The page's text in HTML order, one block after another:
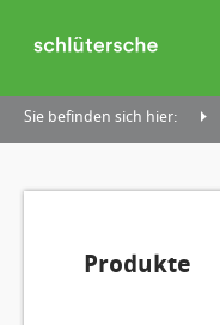
Sie befinden sich hier:
Produkte